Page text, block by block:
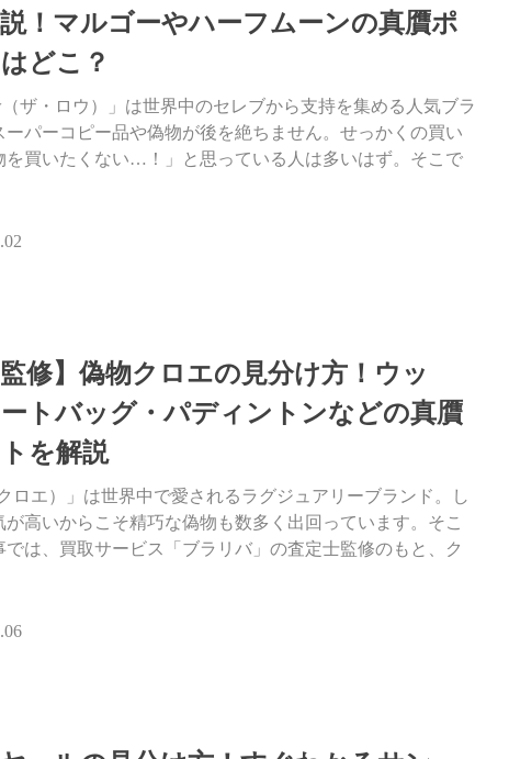
！マルゴーやハーフムーンの真贋ポ
どこ？
（ザ・ロウ）」は世界中のセレブから支持を集める人気ブラ
ーパーコピー品や偽物が後を絶ちません。せっかくの買い
を買いたくない…！」と思っている人は多いはず。そこで
監修】偽物クロエの見分け方！ウッ
トバッグ・パディントンなどの真贋
を解説
クロエ）」は世界中で愛されるラグジュアリーブランド。し
が高いからこそ精巧な偽物も数多く出回っています。そこ
では、買取サービス「ブラリバ」の査定士監修のもと、ク